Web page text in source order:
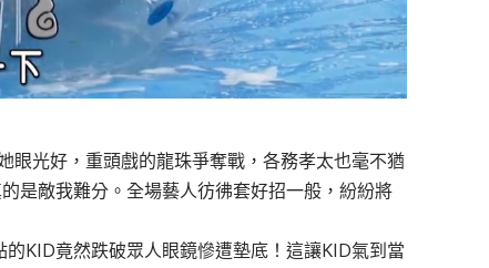
眼光好，重頭戲的龍珠爭奪戰，各務孝太也毫不猶
是敵我難分。全場藝人彷彿套好招一般，紛紛將
KID竟然跌破眾人眼鏡慘遭墊底！這讓KID氣到當